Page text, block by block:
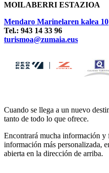
MOILABERRI ESTAZIOA
Mendaro Marinelaren kalea 10
Tel.: 943 14 33 96
turismoa@zumaia.eus
Cuando se llega a un nuevo
tanto de todo lo que ofrece.
Encontrará mucha información y
información más personalizada,
abierta en la dirección de arriba.